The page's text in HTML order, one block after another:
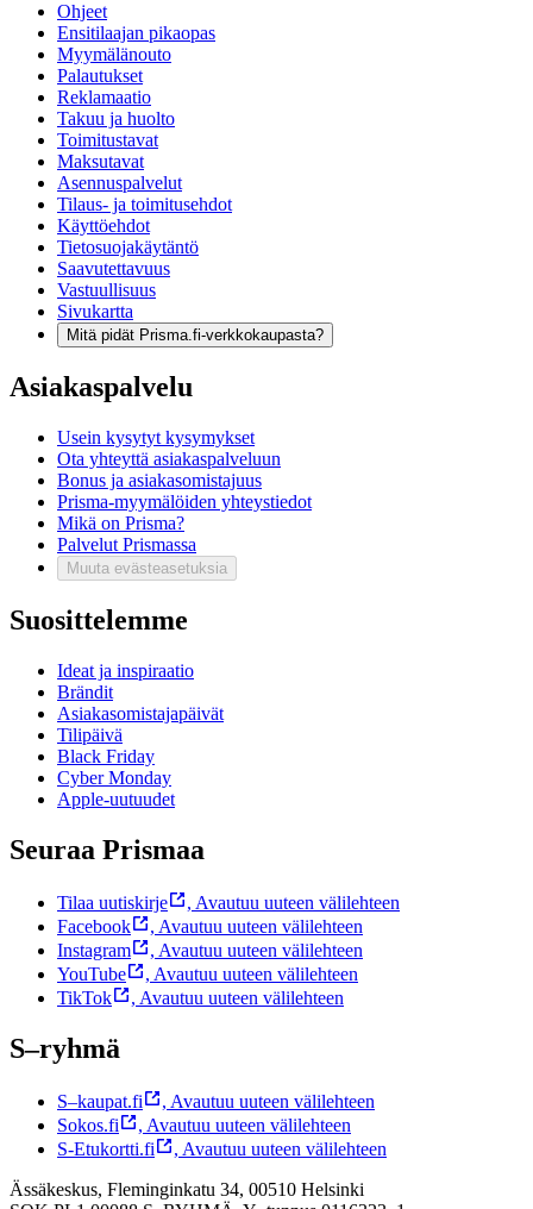
Ohjeet
Ensitilaajan pikaopas
Myymälänouto
Palautukset
Reklamaatio
Takuu ja huolto
Toimitustavat
Maksutavat
Asennuspalvelut
Tilaus- ja toimitusehdot
Käyttöehdot
Tietosuojakäytäntö
Saavutettavuus
Vastuullisuus
Sivukartta
Mitä pidät Prisma.fi-verkkokaupasta?
Asiakaspalvelu
Usein kysytyt kysymykset
Ota yhteyttä asiakaspalveluun
Bonus ja asiakasomistajuus
Prisma-myymälöiden yhteystiedot
Mikä on Prisma?
Palvelut Prismassa
Muuta evästeasetuksia
Suosittelemme
Ideat ja inspiraatio
Brändit
Asiakasomistajapäivät
Tilipäivä
Black Friday
Cyber Monday
Apple-uutuudet
Seuraa Prismaa
Tilaa uutiskirje , Avautuu uuteen välilehteen
Facebook
, Avautuu uuteen välilehteen
Instagram
, Avautuu uuteen välilehteen
YouTube
, Avautuu uuteen välilehteen
TikTok
, Avautuu uuteen välilehteen
S–ryhmä
S–kaupat.fi , Avautuu uuteen välilehteen
Sokos.fi
, Avautuu uuteen välilehteen
S-Etukortti.fi
, Avautuu uuteen välilehteen
Ässäkeskus, Fleminginkatu 34, 00510 Helsinki